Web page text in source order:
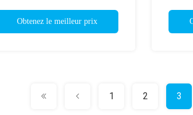
Obtenez le meilleur prix
1 2 3